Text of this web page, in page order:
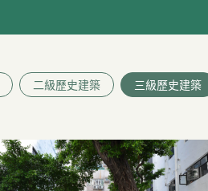
二級歷史建築 三級歷史建築